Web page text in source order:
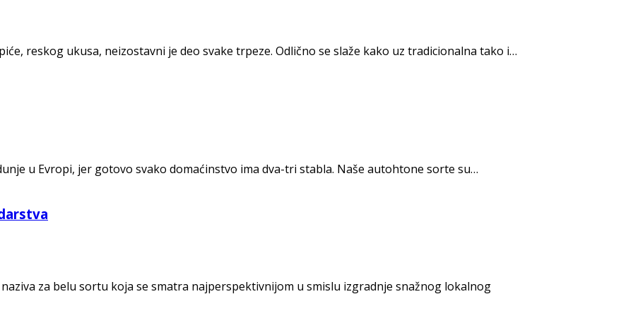
reskog ukusa, neizostavni je deo svake trpeze. Odlično se slaže kako uz tradicionalna tako i…
u Evropi, jer gotovo svako domaćinstvo ima dva-tri stabla. Naše autohtone sorte su…
za belu sortu koja se smatra najperspektivnijom u smislu izgradnje snažnog lokalnog